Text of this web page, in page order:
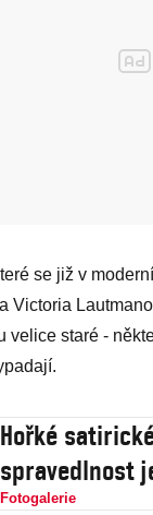
se již v
Victoria
velice staré -
Hořké
spravedlnost
Fotogalerie